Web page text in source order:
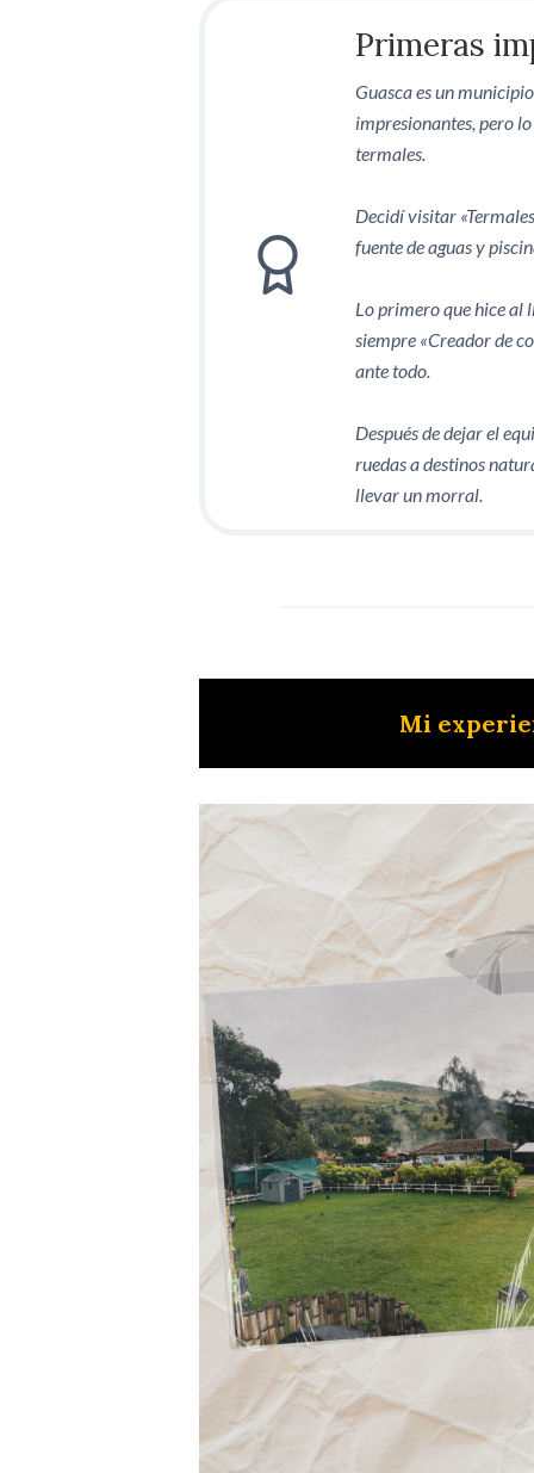
Primeras
Guasca es un
impresionantes, pero
termales.
Decidí visitar
fuente de aguas y
Lo primero que hice al
siempre «Creador de
ante todo.
Después de dejar el
ruedas a destinos
llevar un morral.
Mi